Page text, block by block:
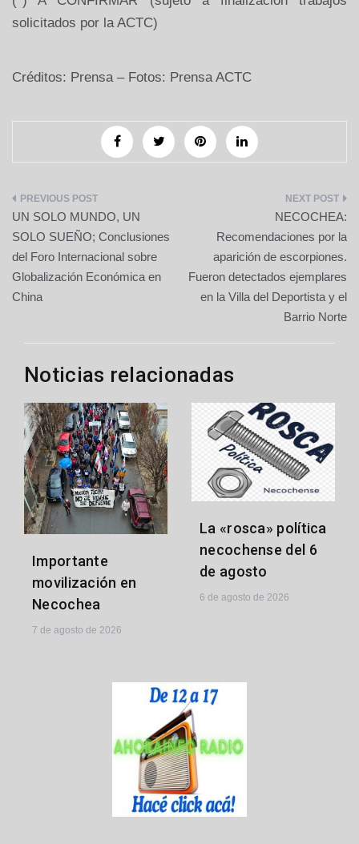
solicitados por la ACTC)
Créditos: Prensa – Fotos: Prensa ACTC
Navegación
de
entradas
UN SOLO MUNDO, UN
SOLO SUEÑO; Conclusiones
del Foro Internacional sobre
Globalización Económica en
China
NECOCHEA:
Recomendaciones por la
aparición de escorpiones.
Fueron detectados ejemplares
en la Villa del Deportista y el
Barrio Norte
Noticias relacionadas
Importante
movilización en
Necochea
7 de agosto de 2026
La «rosca» política
necochense del 6
de agosto
6 de agosto de 2026